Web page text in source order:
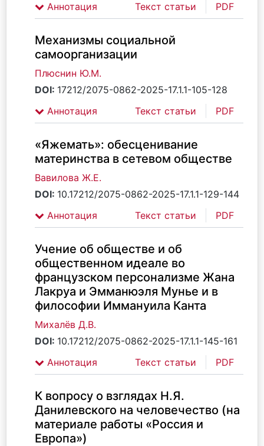
Аннотация
Текст статьи PDF
Механизмы социальной
самоорганизации
Плюснин Ю.М.
DOI: 17212/2075-0862-2025-17.1.1-105-128
Аннотация
Текст статьи PDF
«Яжемать»: обесценивание
материнства в сетевом обществе
Вавилова Ж.Е.
DOI: 10.17212/2075-0862-2025-17.1.1-129-144
Аннотация
Текст статьи PDF
Учение об обществе и об
общественном идеале во
французском персонализме Жана
Лакруа и Эмманюэля Мунье и в
философии Иммануила Канта
Михалёв Д.В.
DOI: 10.17212/2075-0862-2025-17.1.1-145-161
Аннотация
Текст статьи PDF
К вопросу о взглядах Н.Я.
Данилевского на человечество (на
материале работы «Россия и
Европа»)